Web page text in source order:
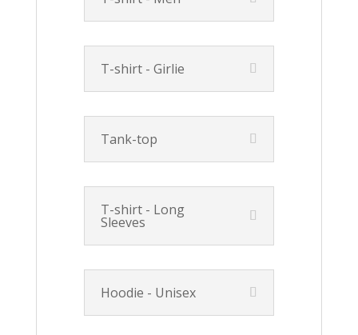
T-shirt - Girlie
Tank-top
T-shirt - Long
Sleeves
Hoodie - Unisex